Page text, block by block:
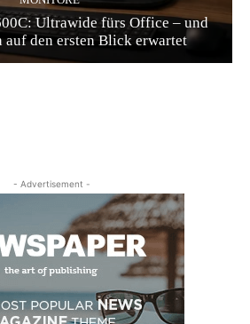
Ultrawide fürs Office – und
auf den ersten Blick erwartet
- Advertisement -